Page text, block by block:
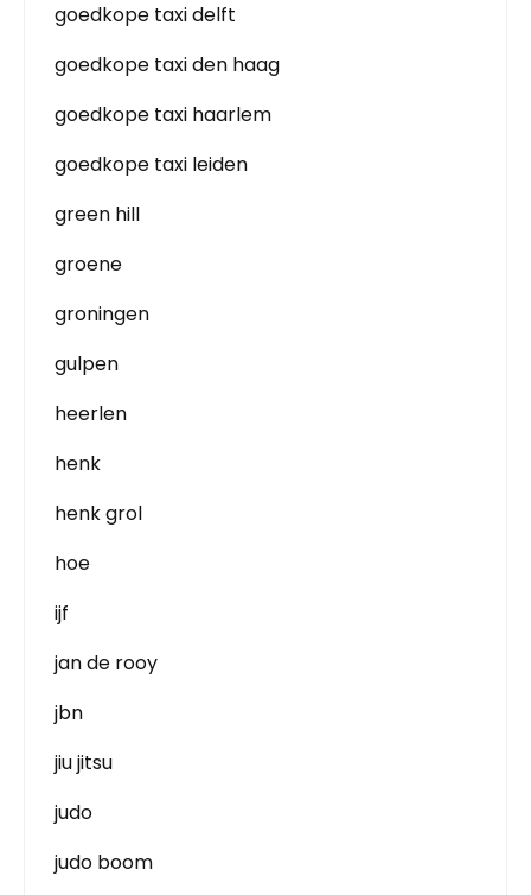
goedkope taxi delft
goedkope taxi den haag
goedkope taxi haarlem
goedkope taxi leiden
green hill
groene
groningen
gulpen
heerlen
henk
henk grol
hoe
ijf
jan de rooy
jbn
jiu jitsu
judo
judo boom